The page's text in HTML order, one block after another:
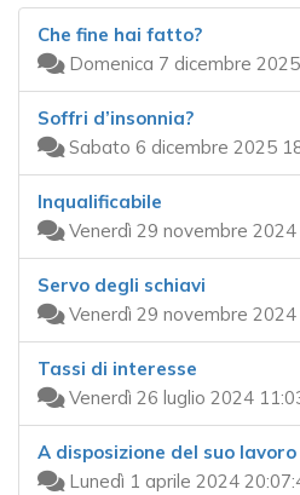
Che fine hai fatto?
Domenica 7 dicembre
Soffri d’insonnia?
Sabato 6 dicembre 2025
Inqualificabile
Venerdì 29 novembre 2024
Servo degli schiavi
Venerdì 29 novembre 2024
Tassi di interesse
Venerdì 26 luglio 2024
A disposizione del suo
Lunedì 1 aprile 2024